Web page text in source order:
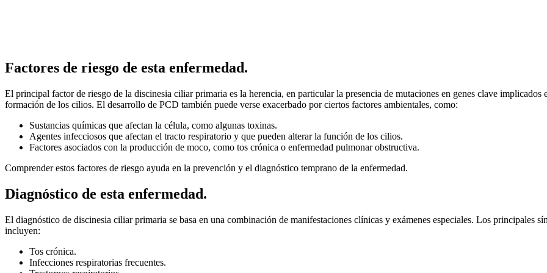
Factores de riesgo de esta enfermedad.
El principal factor de riesgo de la discinesia ciliar primaria es la herencia, en particular la presencia de mutaciones en genes clave implicados
formación de los cilios. El desarrollo de PCD también puede verse exacerbado por ciertos factores ambientales, como:
Sustancias químicas que afectan la célula, como algunas toxinas.
Agentes infecciosos que afectan el tracto respiratorio y que pueden alterar la función de los cilios.
Factores asociados con la producción de moco, como tos crónica o enfermedad pulmonar obstructiva.
Comprender estos factores de riesgo ayuda en la prevención y el diagnóstico temprano de la enfermedad.
Diagnóstico de esta enfermedad.
El diagnóstico de discinesia ciliar primaria se basa en una combinación de manifestaciones clínicas y exámenes especiales. Los principales
incluyen:
Tos crónica.
Infecciones respiratorias frecuentes.